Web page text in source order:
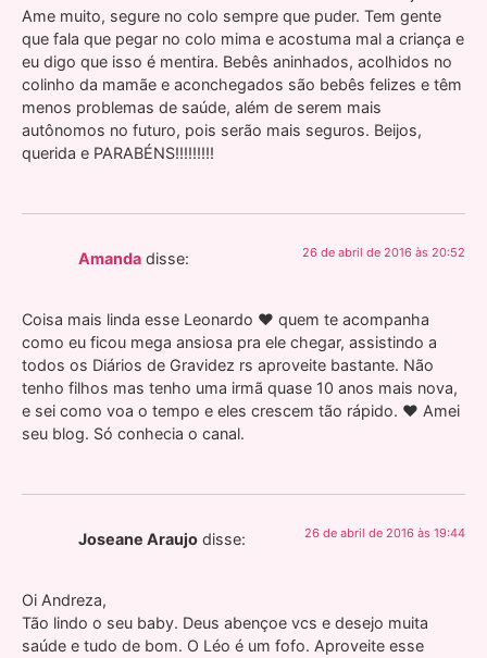
Ame muito, segure no colo sempre que puder. Tem gente
que fala que pegar no colo mima e acostuma mal a criança e
eu digo que isso é mentira. Bebês aninhados, acolhidos no
colinho da mamãe e aconchegados são bebês felizes e têm
menos problemas de saúde, além de serem mais
autônomos no futuro, pois serão mais seguros. Beijos,
querida e PARABÉNS!!!!!!!!!
Amanda disse: 26 de abril de 2016 às 20:52
Coisa mais linda esse Leonardo ❤ quem te acompanha
como eu ficou mega ansiosa pra ele chegar, assistindo a
todos os Diários de Gravidez rs aproveite bastante. Não
tenho filhos mas tenho uma irmã quase 10 anos mais nova,
e sei como voa o tempo e eles crescem tão rápido. ❤ Amei
seu blog. Só conhecia o canal.
Joseane Araujo disse: 26 de abril de 2016 às 19:44
Oi Andreza,
Tão lindo o seu baby. Deus abençoe vcs e desejo muita
saúde e tudo de bom. O Léo é um fofo. Aproveite esse